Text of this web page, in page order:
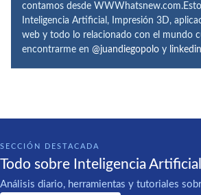
contamos desde
Inteligencia Artificial, Impresión 3D,
web y todo lo relacionado con el mundo
encontrarme en @juandiegopolo y linkedin
SECCIÓN DESTACADA
Todo sobre Inteligencia Artificial
Análisis diario, herramientas y tutoriales